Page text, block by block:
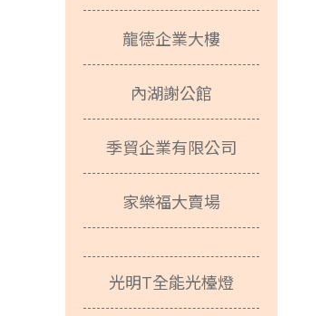
龍德企業大樓
內湖謝公館
季貿企業有限公司
家樂福大賣場
光明T全能光檯燈